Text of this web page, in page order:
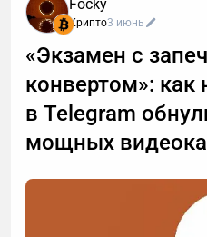
Focky
Крипто3 июнь
«Экзамен с
конвертом»:
в Telegram
мощных